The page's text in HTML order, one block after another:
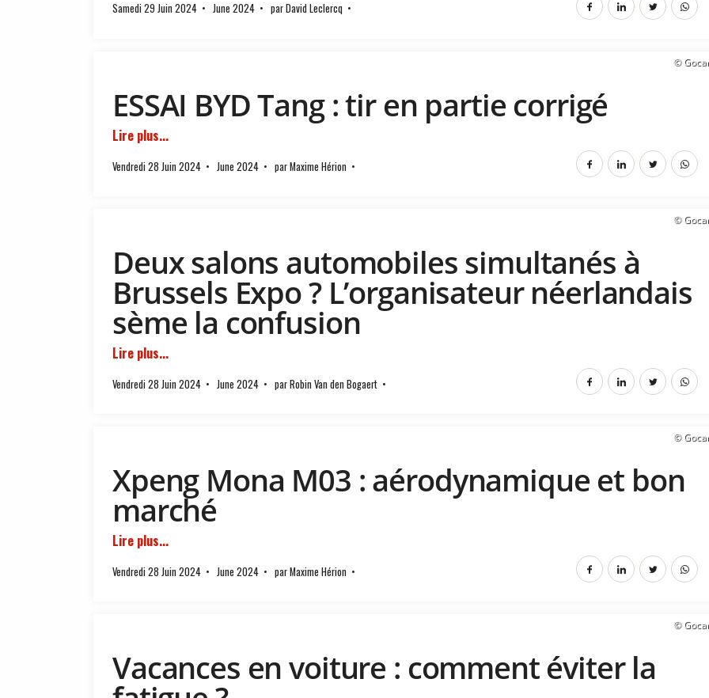
Samedi 29 Juin 2024 June 2024 par David Leclercq
©
ESSAI BYD Tang : tir en partie corrigé
Lire plus...
Vendredi 28 Juin 2024 June 2024 par Maxime Hérion
©
Deux salons automobiles simultanés à
Brussels Expo ? L’organisateur néerlandais
sème la confusion
Lire plus...
Vendredi 28 Juin 2024 June 2024 par Robin Van den Bogaert
©
Xpeng Mona M03 : aérodynamique et bon
marché
Lire plus...
Vendredi 28 Juin 2024 June 2024 par Maxime Hérion
©
Vacances en voiture : comment éviter la